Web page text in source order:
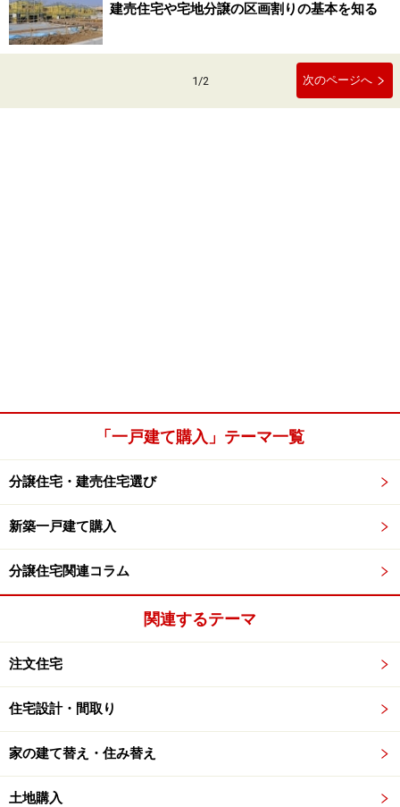
建売住宅や宅地分譲の区画割りの基本を知る
1/2 次のページへ
「一戸建て購入」テーマ一覧
分譲住宅・建売住宅選び
新築一戸建て購入
分譲住宅関連コラム
関連するテーマ
注文住宅
住宅設計・間取り
家の建て替え・住み替え
土地購入